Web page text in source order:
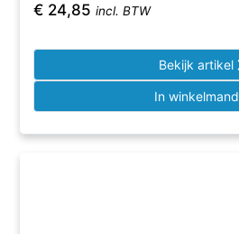
€ 24,85 incl. BTW
Bekijk artikel
In winkelmand